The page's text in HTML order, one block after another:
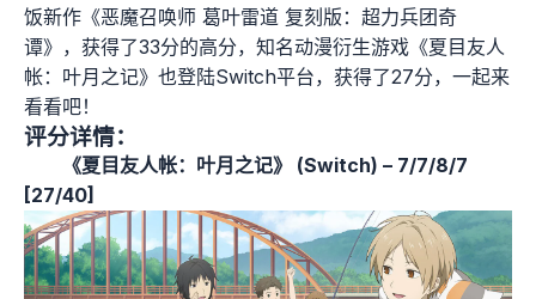
饭新作《恶魔召唤师 葛叶雷道 复刻版：超力兵团奇
谭》，获得了33分的高分，知名动漫衍生游戏《夏目友人
帐：叶月之记》也登陆Switch平台，获得了27分，一起来
看看吧！
评分详情：
《夏目友人帐：叶月之记》 (Switch) – 7/7/8/7
[27/40]